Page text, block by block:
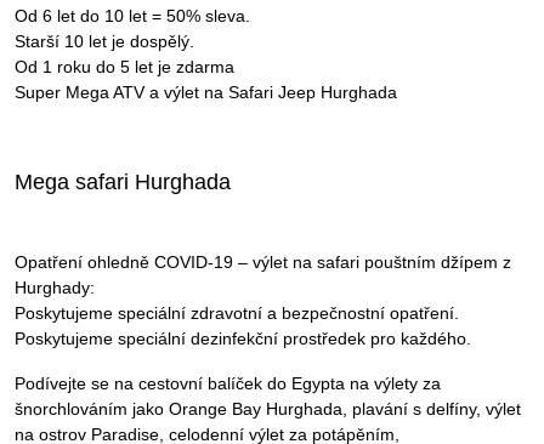
Od 6 let do 10 let = 50% sleva.
Starší 10 let je dospělý.
Od 1 roku do 5 let je zdarma
Super Mega ATV a výlet na Safari Jeep Hurghada
Mega safari Hurghada
Opatření ohledně COVID-19 – výlet na safari pouštním džípem z
Hurghady:
Poskytujeme speciální zdravotní a bezpečnostní opatření.
Poskytujeme speciální dezinfekční prostředek pro každého.
Podívejte se na cestovní balíček do Egypta na výlety za
šnorchlováním jako Orange Bay Hurghada, plavání s delfíny, výlet
na ostrov Paradise, celodenní výlet za potápěním,